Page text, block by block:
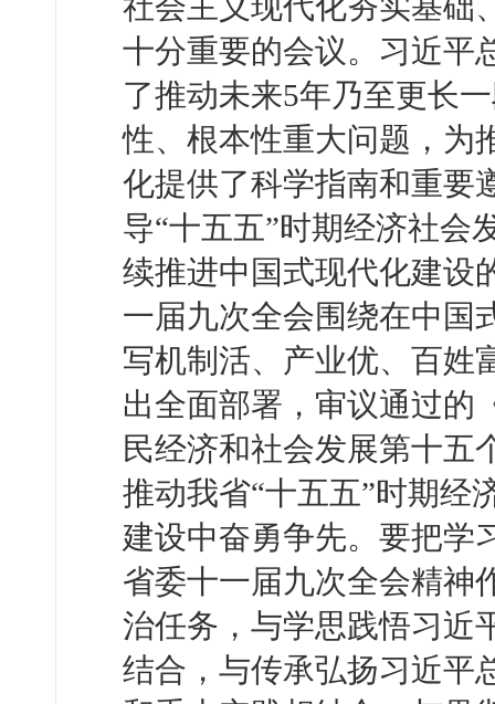
十分重要的会议。习近平
了推动未来5年乃至更长
性、根本性重大问题，为
化提供了科学指南和重要
导“十五五”时期经济社会
续推进中国式现代化建设
一届九次全会围绕在中国
写机制活、产业优、百姓
出全面部署，审议通过的
民经济和社会发展第十五
推动我省“十五五”时期经
建设中奋勇争先。要把学
省委十一届九次全会精神
治任务，与学思践悟习近
结合，与传承弘扬习近平